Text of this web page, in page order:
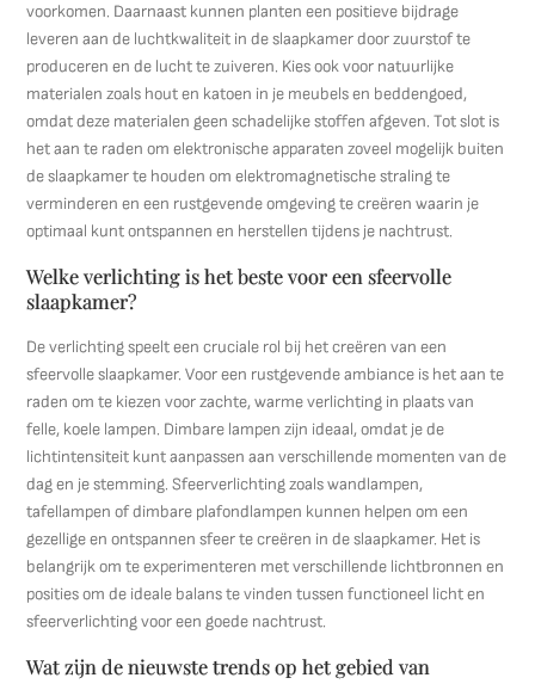
voorkomen. Daarnaast kunnen planten een positieve bijdrage
leveren aan de luchtkwaliteit in de slaapkamer door zuurstof te
produceren en de lucht te zuiveren. Kies ook voor natuurlijke
materialen zoals hout en katoen in je meubels en beddengoed,
omdat deze materialen geen schadelijke stoffen afgeven. Tot slot is
het aan te raden om elektronische apparaten zoveel mogelijk buiten
de slaapkamer te houden om elektromagnetische straling te
verminderen en een rustgevende omgeving te creëren waarin je
optimaal kunt ontspannen en herstellen tijdens je nachtrust.
Welke verlichting is het beste voor een sfeervolle
slaapkamer?
De verlichting speelt een cruciale rol bij het creëren van een
sfeervolle slaapkamer. Voor een rustgevende ambiance is het aan te
raden om te kiezen voor zachte, warme verlichting in plaats van
felle, koele lampen. Dimbare lampen zijn ideaal, omdat je de
lichtintensiteit kunt aanpassen aan verschillende momenten van de
dag en je stemming. Sfeerverlichting zoals wandlampen,
tafellampen of dimbare plafondlampen kunnen helpen om een
gezellige en ontspannen sfeer te creëren in de slaapkamer. Het is
belangrijk om te experimenteren met verschillende lichtbronnen en
posities om de ideale balans te vinden tussen functioneel licht en
sfeerverlichting voor een goede nachtrust.
Wat zijn de nieuwste trends op het gebied van